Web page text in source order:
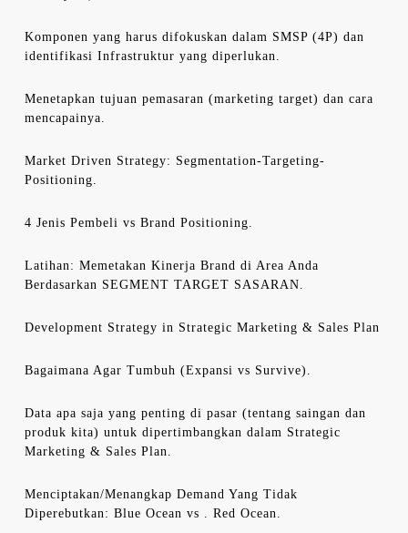
Komponen yang harus difokuskan dalam SMSP (4P) dan
identifikasi Infrastruktur yang diperlukan.
Menetapkan tujuan pemasaran (marketing target) dan cara
mencapainya.
Market Driven Strategy: Segmentation-Targeting-
Positioning.
4 Jenis Pembeli vs Brand Positioning.
Latihan: Memetakan Kinerja Brand di Area Anda
Berdasarkan SEGMENT TARGET SASARAN.
Development Strategy in Strategic Marketing & Sales Plan
Bagaimana Agar Tumbuh (Expansi vs Survive).
Data apa saja yang penting di pasar (tentang saingan dan
produk kita) untuk dipertimbangkan dalam Strategic
Marketing & Sales Plan.
Menciptakan/Menangkap Demand Yang Tidak
Diperebutkan: Blue Ocean vs . Red Ocean.